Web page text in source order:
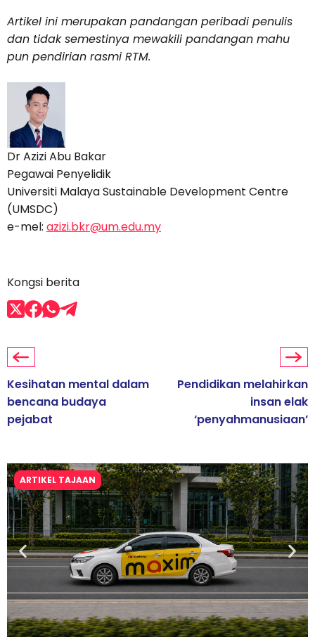
Artikel ini merupakan pandangan peribadi penulis
dan tidak semestinya mewakili pandangan mahu
pun pendirian rasmi RTM.
Dr Azizi Abu Bakar
Pegawai Penyelidik
Universiti Malaya Sustainable Development Centre
(UMSDC)
e-mel: azizi.bkr@um.edu.my
Kongsi berita
Kesihatan mental dalam
bencana budaya
pejabat
Pendidikan melahirkan
insan elak
‘penyahmanusiaan’
ARTIKEL TAJAAN